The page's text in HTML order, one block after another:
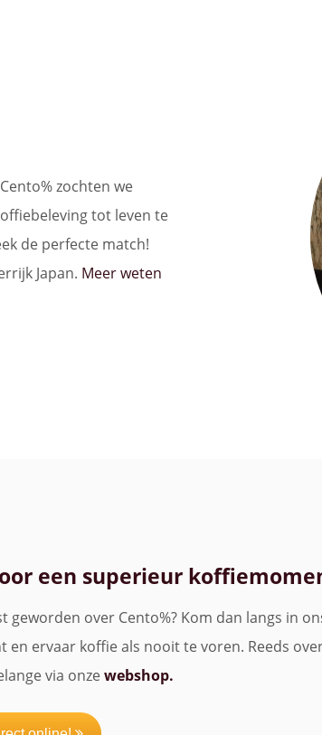
zochten we
tot leven te
de perfecte match!
Japan. Meer weten
een superieur
geworden over Cento%? Kom dan langs in
en ervaar koffie als nooit te voren. Reeds
via onze webshop.